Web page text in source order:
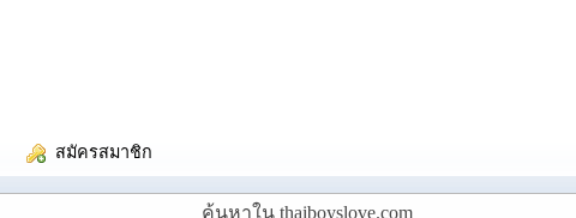
สมัครสมาชิก
ค้นหาใน thaiboyslove.com